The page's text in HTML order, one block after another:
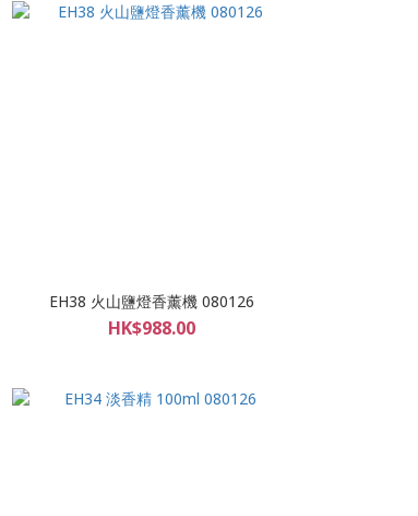
EH38 火山鹽燈香薰機 080126
HK$988.00